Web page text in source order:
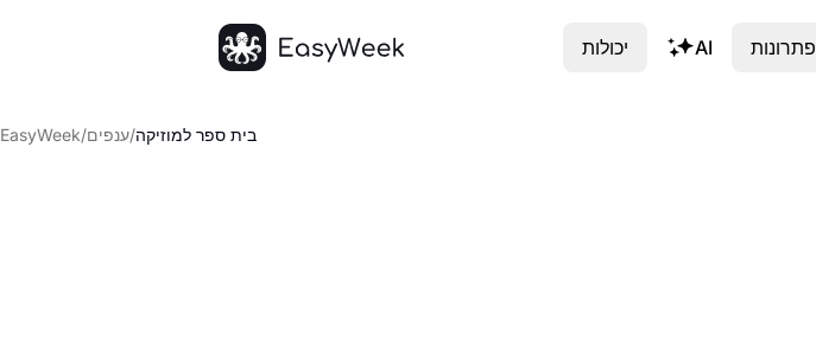
EasyWeek/ענפים/בית ספר למוזיקה
יכולות AI פתרונות